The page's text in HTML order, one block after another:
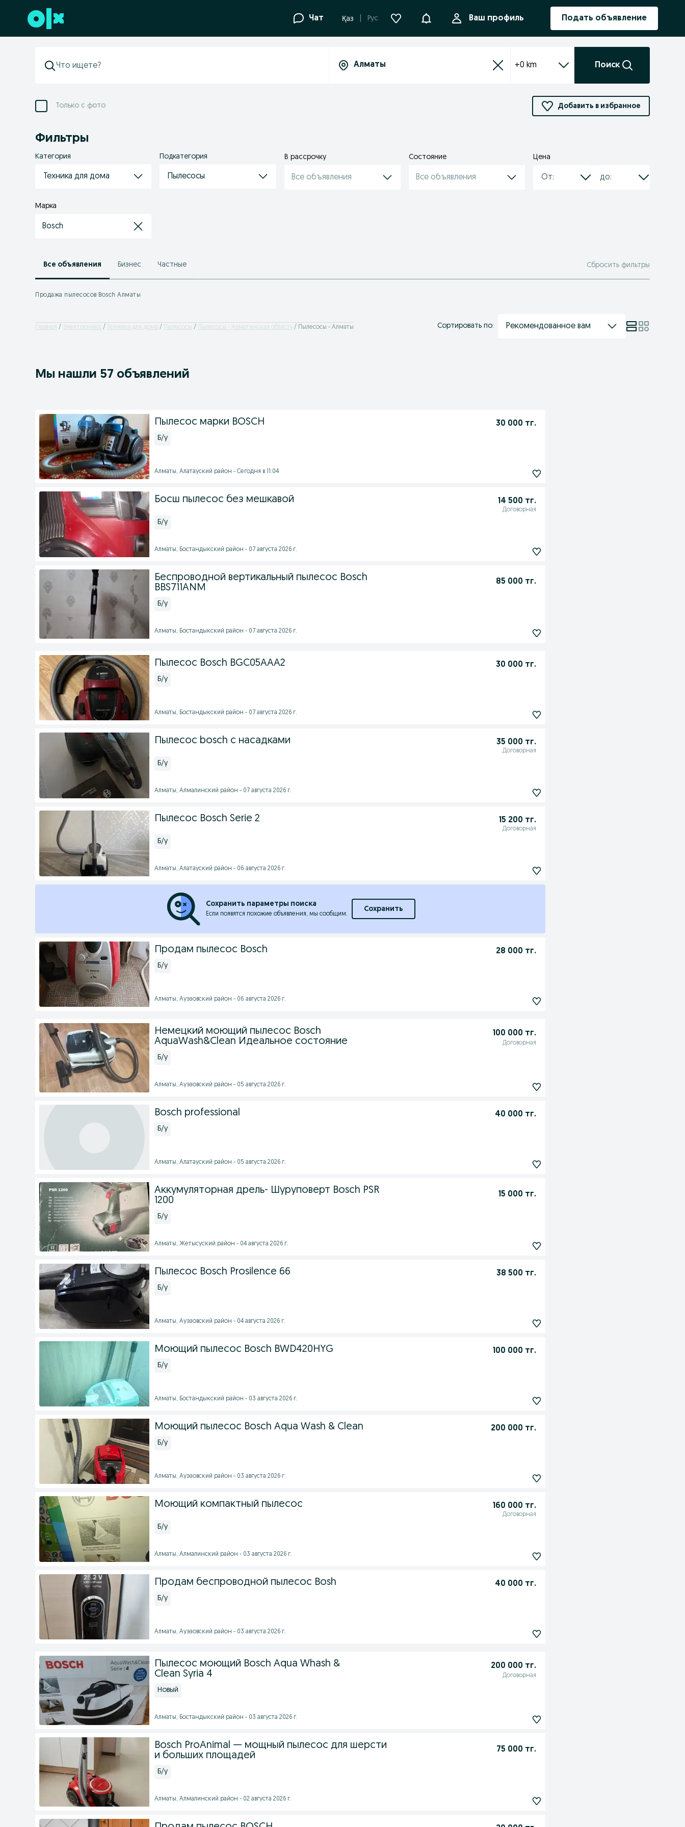
Перейти к нижнему колонтитулу Чат Қаз Рус УведомленияВаш профиль Подать объявление
+0 km Поиск
Только с фото Добавить в избранное
Фильтры
Категория
Техника для дома
Подкатегория
Пылесосы
В рассрочку
Все объявления
Состояние
Все объявления
Цена
Марка
Bosch
Все объявления Бизнес Частные Сбросить фильтры
Продажа пылесосов Bosch Алматы
Главная Электроника Техника для дома Пылесосы Пылесосы - Алматинская область Пылесосы - Алматы Сортировать по: Рекомендованное вам
Мы нашли 57 объявлений
Пылесос марки BOSCH 30 000 тг.
Б/у
Алматы, Алатауский район - Сегодня в 11:04
Босш пылесос без мешкавой 14 500 тг.
Договорная
Б/у
Алматы, Бостандыкский район - 07 августа 2026 г.
Беспроводной вертикальный пылесос Bosch
BBS711ANM
85 000 тг.
Б/у
Алматы, Бостандыкский район - 07 августа 2026 г.
Пылесос Bosch BGC05AAA2 30 000 тг.
Б/у
Алматы, Бостандыкский район - 07 августа 2026 г.
Пылесос bosch с насадками 35 000 тг.
Договорная
Б/у
Алматы, Алмалинский район - 07 августа 2026 г.
Пылесос Bosch Serie 2 15 200 тг.
Договорная
Б/у
Алматы, Алатауский район - 06 августа 2026 г.
Сохранить параметры поиска
Если появятся похожие объявления, мы сообщим.
Сохранить
Продам пылесос Bosch 28 000 тг.
Б/у
Алматы, Ауэзовский район - 06 августа 2026 г.
Немецкий моющий пылесос Bosch
AquaWash&Clean Идеальное состояние
100 000 тг.
Договорная
Б/у
Алматы, Ауэзовский район - 05 августа 2026 г.
Bosch professional 40 000 тг.
Б/у
Алматы, Алатауский район - 05 августа 2026 г.
Аккумуляторная дрель- Шуруповерт Bosch PSR
1200
15 000 тг.
Б/у
Алматы, Жетысуский район - 04 августа 2026 г.
Пылесос Bosch Prosilence 66 38 500 тг.
Б/у
Алматы, Ауэзовский район - 04 августа 2026 г.
Моющий пылесос Bosch BWD420HYG 100 000 тг.
Б/у
Алматы, Бостандыкский район - 03 августа 2026 г.
Моющий пылесос Bosch Aqua Wash & Clean 200 000 тг.
Б/у
Алматы, Ауэзовский район - 03 августа 2026 г.
Моющий компактный пылесос 160 000 тг.
Договорная
Б/у
Алматы, Алмалинский район - 03 августа 2026 г.
Продам беспроводной пылесос Bosh 40 000 тг.
Б/у
Алматы, Ауэзовский район - 03 августа 2026 г.
Пылесос моющий Bosch Aqua Whash &
Clean Syria 4
200 000 тг.
Договорная
Новый
Алматы, Бостандыкский район - 03 августа 2026 г.
Bosch ProAnimal — мощный пылесос для шерсти
и больших площадей
75 000 тг.
Б/у
Алматы, Алмалинский район - 02 августа 2026 г.